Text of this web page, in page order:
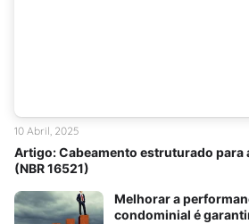
Artigo: Cabeamento estruturado
(NBR 16521)
10 Abril, 2025
Melhorar a
condominial é